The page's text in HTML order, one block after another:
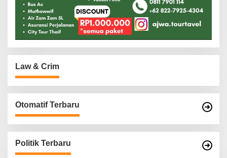
Law & Crim
Otomatif Terbaru
Politik Terbaru